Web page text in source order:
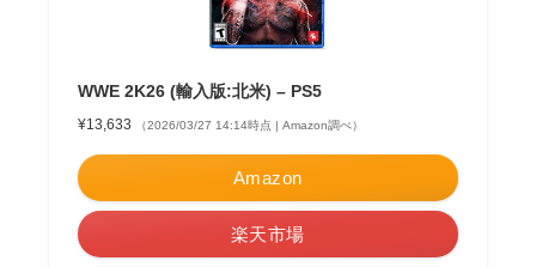
WWE 2K26 (輸入版:北米) – PS5
¥13,633 （2026/03/27 14:14時点 | Amazon調べ）
Amazon
楽天市場